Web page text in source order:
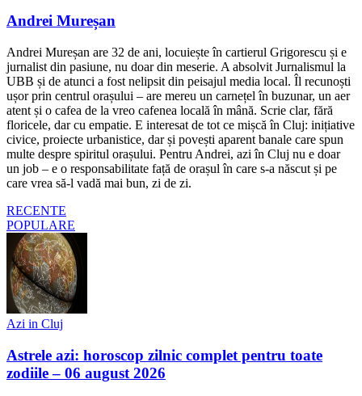
Andrei Mureșan
Andrei Mureșan are 32 de ani, locuiește în cartierul Grigorescu și e
jurnalist din pasiune, nu doar din meserie. A absolvit Jurnalismul la
UBB și de atunci a fost nelipsit din peisajul media local. Îl recunoști
ușor prin centrul orașului – are mereu un carnețel în buzunar, un aer
atent și o cafea de la vreo cafenea locală în mână. Scrie clar, fără
floricele, dar cu empatie. E interesat de tot ce mișcă în Cluj: inițiative
civice, proiecte urbanistice, dar și povești aparent banale care spun
multe despre spiritul orașului. Pentru Andrei, azi în Cluj nu e doar
un job – e o responsabilitate față de orașul în care s-a născut și pe
care vrea să-l vadă mai bun, zi de zi.
RECENTE
POPULARE
Azi in Cluj
Astrele azi: horoscop zilnic complet pentru toate
zodiile – 06 august 2026